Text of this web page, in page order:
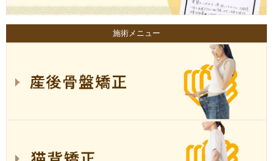
施術メニュー